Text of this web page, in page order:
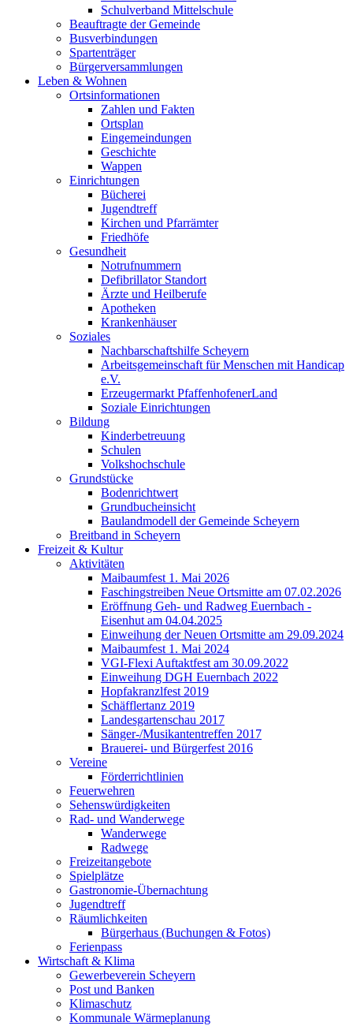
Schulverband Mittelschule
Beauftragte der Gemeinde
Busverbindungen
Spartenträger
Bürgerversammlungen
Leben & Wohnen
Ortsinformationen
Zahlen und Fakten
Ortsplan
Eingemeindungen
Geschichte
Wappen
Einrichtungen
Bücherei
Jugendtreff
Kirchen und Pfarrämter
Friedhöfe
Gesundheit
Notrufnummern
Defibrillator Standort
Ärzte und Heilberufe
Apotheken
Krankenhäuser
Soziales
Nachbarschaftshilfe Scheyern
Arbeitsgemeinschaft für Menschen mit Handicap
e.V.
Erzeugermarkt PfaffenhofenerLand
Soziale Einrichtungen
Bildung
Kinderbetreuung
Schulen
Volkshochschule
Grundstücke
Bodenrichtwert
Grundbucheinsicht
Baulandmodell der Gemeinde Scheyern
Breitband in Scheyern
Freizeit & Kultur
Aktivitäten
Maibaumfest 1. Mai 2026
Faschingstreiben Neue Ortsmitte am 07.02.2026
Eröffnung Geh- und Radweg Euernbach -
Eisenhut am 04.04.2025
Einweihung der Neuen Ortsmitte am 29.09.2024
Maibaumfest 1. Mai 2024
VGI-Flexi Auftaktfest am 30.09.2022
Einweihung DGH Euernbach 2022
Hopfakranzlfest 2019
Schäfflertanz 2019
Landesgartenschau 2017
Sänger-/Musikantentreffen 2017
Brauerei- und Bürgerfest 2016
Vereine
Förderrichtlinien
Feuerwehren
Sehenswürdigkeiten
Rad- und Wanderwege
Wanderwege
Radwege
Freizeitangebote
Spielplätze
Gastronomie-Übernachtung
Jugendtreff
Räumlichkeiten
Bürgerhaus (Buchungen & Fotos)
Ferienpass
Wirtschaft & Klima
Gewerbeverein Scheyern
Post und Banken
Klimaschutz
Kommunale Wärmeplanung